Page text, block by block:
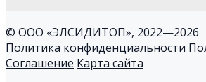
© ООО «ЭЛСИДИТОП», 2022—2026
Политика конфиденциальности
Соглашение Карта сайта